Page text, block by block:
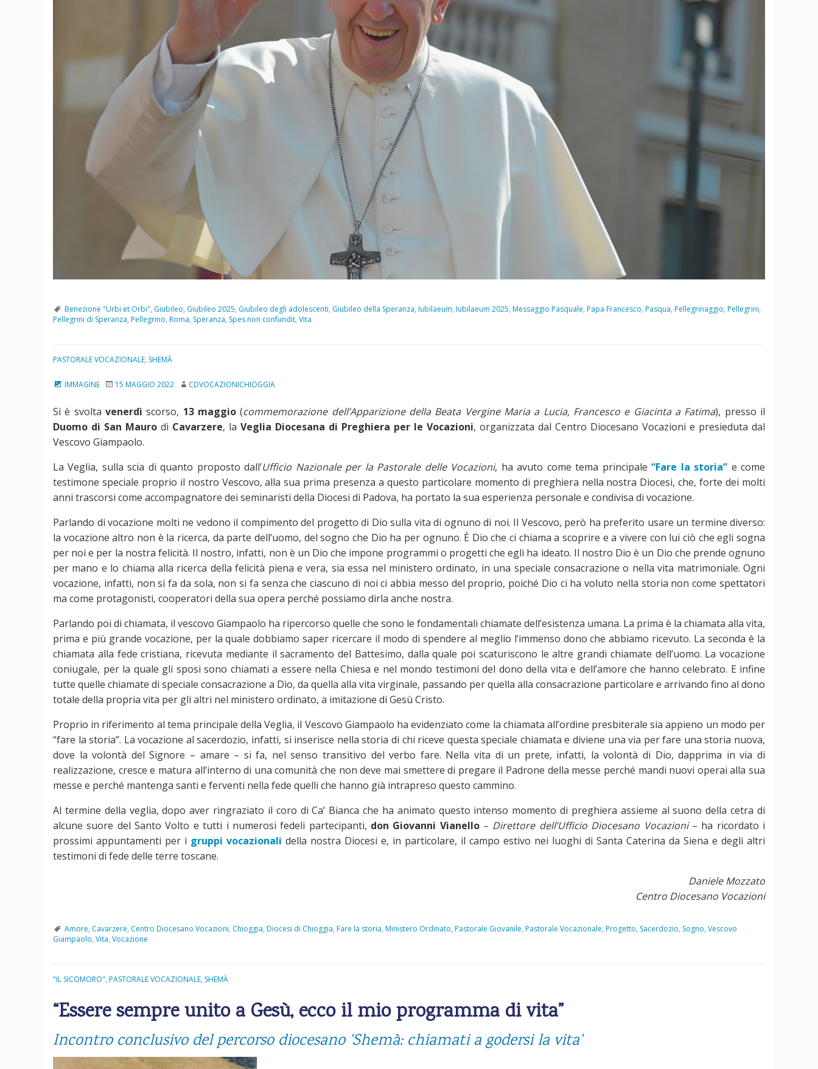
Benezione "Urbi et Orbi", Giubileo, Giubileo 2025, Giubileo degli adolescenti, Giubileo della Speranza, Iubilaeum, Iubilaeum 2025, Messaggio Pasquale, Papa Francesco, Pasqua, Pellegrinaggio, Pellegrini,
Pellegrini di Speranza, Pellegrino, Roma, Speranza, Spes non confundit, Vita
PASTORALE VOCAZIONALE, SHEMÀ
IMMAGINE 15 MAGGIO 2022 CDVOCAZIONICHIOGGIA
Si è svolta venerdì scorso, 13 maggio (commemorazione dell’Apparizione della Beata Vergine Maria a Lucia, Francesco e Giacinta a Fatima), presso il
Duomo di San Mauro di Cavarzere, la Veglia Diocesana di Preghiera per le Vocazioni, organizzata dal Centro Diocesano Vocazioni e presieduta dal
Vescovo Giampaolo.
La Veglia, sulla scia di quanto proposto dall’Ufficio Nazionale per la Pastorale delle Vocazioni, ha avuto come tema principale“Fare la storia” e come
testimone speciale proprio il nostro Vescovo, alla sua prima presenza a questo particolare momento di preghiera nella nostra Diocesi, che, forte dei molti
anni trascorsi come accompagnatore dei seminaristi della Diocesi di Padova, ha portato la sua esperienza personale e condivisa di vocazione.
Parlando di vocazione molti ne vedono il compimento del progetto di Dio sulla vita di ognuno di noi. Il Vescovo, però ha preferito usare un termine diverso:
la vocazione altro non è la ricerca, da parte dell’uomo, del sogno che Dio ha per ognuno. È Dio che ci chiama a scoprire e a vivere con lui ciò che egli sogna
per noi e per la nostra felicità. Il nostro, infatti, non è un Dio che impone programmi o progetti che egli ha ideato. Il nostro Dio è un Dio che prende ognuno
per mano e lo chiama alla ricerca della felicità piena e vera, sia essa nel ministero ordinato, in una speciale consacrazione o nella vita matrimoniale. Ogni
vocazione, infatti, non si fa da sola, non si fa senza che ciascuno di noi ci abbia messo del proprio, poiché Dio ci ha voluto nella storia non come spettatori
ma come protagonisti, cooperatori della sua opera perché possiamo dirla anche nostra.
Parlando poi di chiamata, il vescovo Giampaolo ha ripercorso quelle che sono le fondamentali chiamate dell’esistenza umana. La prima è la chiamata alla vita,
prima e più grande vocazione, per la quale dobbiamo saper ricercare il modo di spendere al meglio l’immenso dono che abbiamo ricevuto. La seconda è la
chiamata alla fede cristiana, ricevuta mediante il sacramento del Battesimo, dalla quale poi scaturiscono le altre grandi chiamate dell’uomo. La vocazione
coniugale, per la quale gli sposi sono chiamati a essere nella Chiesa e nel mondo testimoni del dono della vita e dell’amore che hanno celebrato. E infine
tutte quelle chiamate di speciale consacrazione a Dio, da quella alla vita virginale, passando per quella alla consacrazione particolare e arrivando fino al dono
totale della propria vita per gli altri nel ministero ordinato, a imitazione di Gesù Cristo.
Proprio in riferimento al tema principale della Veglia, il Vescovo Giampaolo ha evidenziato come la chiamata all’ordine presbiterale sia appieno un modo per
“fare la storia”. La vocazione al sacerdozio, infatti, si inserisce nella storia di chi riceve questa speciale chiamata e diviene una via per fare una storia nuova,
dove la volontà del Signore – amare – si fa, nel senso transitivo del verbo fare. Nella vita di un prete, infatti, la volontà di Dio, dapprima in via di
realizzazione, cresce e matura all’interno di una comunità che non deve mai smettere di pregare il Padrone della messe perché mandi nuovi operai alla sua
messe e perché mantenga santi e ferventi nella fede quelli che hanno già intrapreso questo cammino.
Al termine della veglia, dopo aver ringraziato il coro di Ca’ Bianca che ha animato questo intenso momento di preghiera assieme al suono della cetra di
alcune suore del Santo Volto e tutti i numerosi fedeli partecipanti, don Giovanni Vianello– Direttore dell’Ufficio Diocesano Vocazioni– ha ricordato i
prossimi appuntamenti per i gruppi vocazionali della nostra Diocesi e, in particolare, il campo estivo nei luoghi di Santa Caterina da Siena e degli altri
testimoni di fede delle terre toscane.
Daniele Mozzato
Centro Diocesano Vocazioni
Amore, Cavarzere, Centro Diocesano Vocazioni, Chioggia, Diocesi di Chioggia, Fare la storia, Ministero Ordinato, Pastorale Giovanile, Pastorale Vocazionale, Progetto, Sacerdozio, Sogno, Vescovo
Giampaolo, Vita, Vocazione
"IL SICOMORO", PASTORALE VOCAZIONALE, SHEMÀ
“Essere sempre unito a Gesù, ecco il mio programma di vita”
Incontro conclusivo del percorso diocesano 'Shemà: chiamati a godersi la vita'